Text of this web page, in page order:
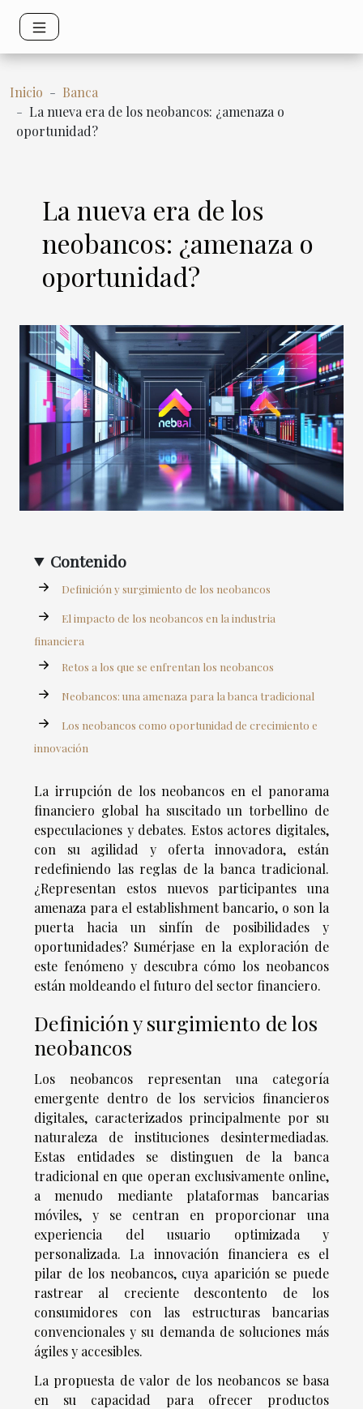
Inicio
Banca
La nueva era de los neobancos: ¿amenaza o
oportunidad?
La nueva era de los
neobancos: ¿amenaza o
oportunidad?
Contenido
Definición y surgimiento de los neobancos
El impacto de los neobancos en la industria
financiera
Retos a los que se enfrentan los neobancos
Neobancos: una amenaza para la banca tradicional
Los neobancos como oportunidad de crecimiento e
innovación
La irrupción de los neobancos en el panorama
financiero global ha suscitado un torbellino de
especulaciones y debates. Estos actores digitales,
con su agilidad y oferta innovadora, están
redefiniendo las reglas de la banca tradicional.
¿Representan estos nuevos participantes una
amenaza para el establishment bancario, o son la
puerta hacia un sinfín de posibilidades y
oportunidades? Sumérjase en la exploración de
este fenómeno y descubra cómo los neobancos
están moldeando el futuro del sector financiero.
Definición y surgimiento de los
neobancos
Los neobancos representan una categoría
emergente dentro de los servicios financieros
digitales, caracterizados principalmente por su
naturaleza de instituciones desintermediadas.
Estas entidades se distinguen de la banca
tradicional en que operan exclusivamente online,
a menudo mediante plataformas bancarias
móviles, y se centran en proporcionar una
experiencia del usuario optimizada y
personalizada. La innovación financiera es el
pilar de los neobancos, cuya aparición se puede
rastrear al creciente descontento de los
consumidores con las estructuras bancarias
convencionales y su demanda de soluciones más
ágiles y accesibles.
La propuesta de valor de los neobancos se basa
en su capacidad para ofrecer productos